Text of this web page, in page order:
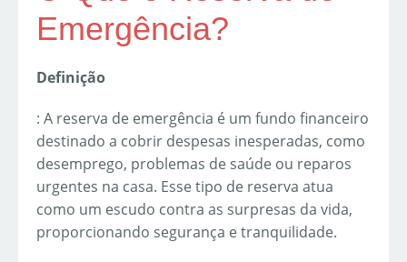
Emergência?
Definição
: A reserva de emergência é um fundo financeiro
destinado a cobrir despesas inesperadas, como
desemprego, problemas de saúde ou reparos
urgentes na casa. Esse tipo de reserva atua
como um escudo contra as surpresas da vida,
proporcionando segurança e tranquilidade.